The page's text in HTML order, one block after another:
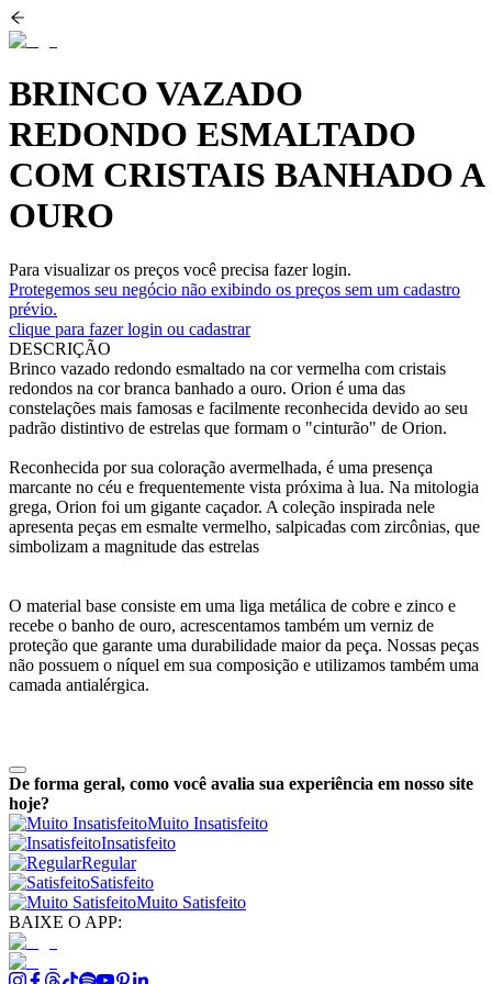
BRINCO VAZADO
REDONDO ESMALTADO
COM CRISTAIS BANHADO A
OURO
Para visualizar os preços você precisa fazer login.
Protegemos seu negócio não exibindo os preços sem um cadastro
prévio.
clique para fazer login ou cadastrar
DESCRIÇÃO
Brinco vazado redondo esmaltado na cor vermelha com cristais
redondos na cor branca banhado a ouro. Orion é uma das
constelações mais famosas e facilmente reconhecida devido ao seu
padrão distintivo de estrelas que formam o "cinturão" de Orion.
Reconhecida por sua coloração avermelhada, é uma presença
marcante no céu e frequentemente vista próxima à lua. Na mitologia
grega, Orion foi um gigante caçador. A coleção inspirada nele
apresenta peças em esmalte vermelho, salpicadas com zircônias, que
simbolizam a magnitude das estrelas
O material base consiste em uma liga metálica de cobre e zinco e
recebe o banho de ouro, acrescentamos também um verniz de
proteção que garante uma durabilidade maior da peça. Nossas peças
não possuem o níquel em sua composição e utilizamos também uma
camada antialérgica.
De forma geral, como você avalia sua experiência em nosso site
hoje?
Muito Insatisfeito
Insatisfeito
Regular
Satisfeito
Muito Satisfeito
BAIXE O APP: